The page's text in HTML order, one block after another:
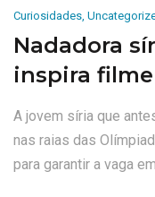
Curiosidades,
Nadadora
inspira filme
A jovem síria que
nas raias das
para garantir a vaga